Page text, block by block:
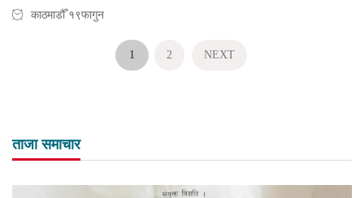
काठमाडौँ १९फागुन
1 2 NEXT
ताजा समाचार